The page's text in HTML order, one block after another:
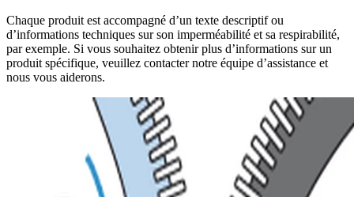
Chaque produit est accompagné d’un texte descriptif ou
d’informations techniques sur son imperméabilité et sa respirabilité,
par exemple. Si vous souhaitez obtenir plus d’informations sur un
produit spécifique, veuillez contacter notre équipe d’assistance et
nous vous aiderons.